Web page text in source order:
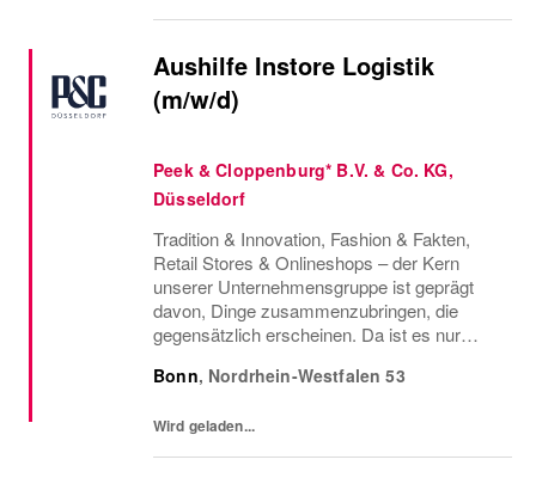
Aushilfe Instore Logistik
(m/w/d)
Peek & Cloppenburg* B.V. & Co. KG,
Düsseldorf
Tradition & Innovation, Fashion & Fakten,
Retail Stores & Onlineshops – der Kern
unserer Unternehmensgruppe ist geprägt
davon, Dinge zusammenzubringen, die
gegensätzlich erscheinen. Da ist es nur
vereinen, die so vielfältig sind, wie die Styles,
Bonn, Nordrhein-Westfalen 53
Wird geladen...